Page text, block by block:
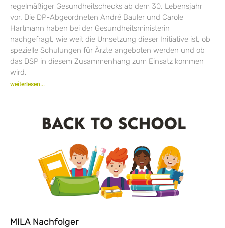
regelmäßiger Gesundheitschecks ab dem 30. Lebensjahr
vor. Die DP-Abgeordneten André Bauler und Carole
Hartmann haben bei der Gesundheitsministerin
nachgefragt, wie weit die Umsetzung dieser Initiative ist, ob
spezielle Schulungen für Ärzte angeboten werden und ob
das DSP in diesem Zusammenhang zum Einsatz kommen
wird.
weiterlesen...
MILA Nachfolger